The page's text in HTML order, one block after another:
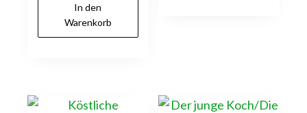
In den
Warenkorb